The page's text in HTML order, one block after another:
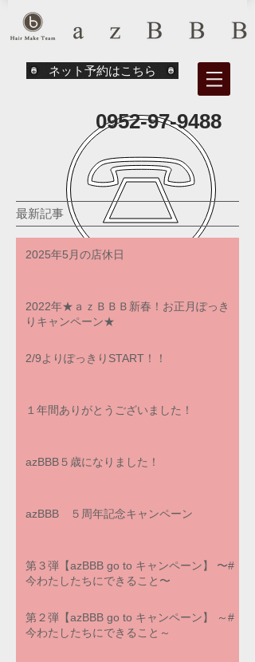
ネット予約はこちら
0952-97-9488
最新記事
2025年5月の店休日
2022年★ａｚＢＢＢ新春！お正月ぽっき
りキャンペーン★
2/9よりぽっきりSTART！！
１年間ありがとうございました！
azBBB５歳になりました！
azBBB ５周年記念キャンペーン
第３弾【azBBB go to キャンペーン】 〜#
今わたしたちにできること〜
第２弾【azBBB go to キャンペーン】 ～#
今わたしたちにできること～